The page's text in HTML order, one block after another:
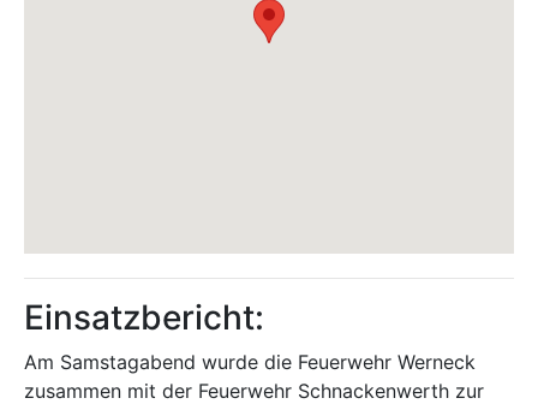
Einsatzbericht:
Am Samstagabend wurde die Feuerwehr Werneck
zusammen mit der Feuerwehr Schnackenwerth zur